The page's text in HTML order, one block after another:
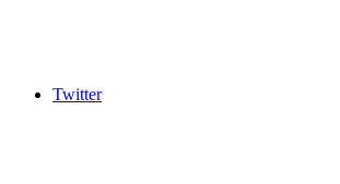
Twitter